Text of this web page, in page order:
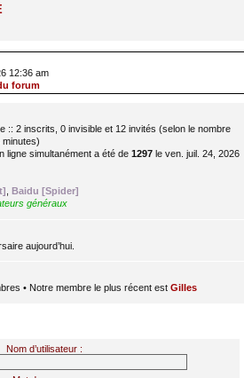
12:36 am
forum
:: 2 inscrits, 0 invisible et 12 invités (selon le nombre
minutes)
ligne simultanément a été de 1297 le ven. juil. 24, 2026
Baidu [Spider]
généraux
aujourd’hui.
• Notre membre le plus récent est Gilles
Nom d’utilisateur :